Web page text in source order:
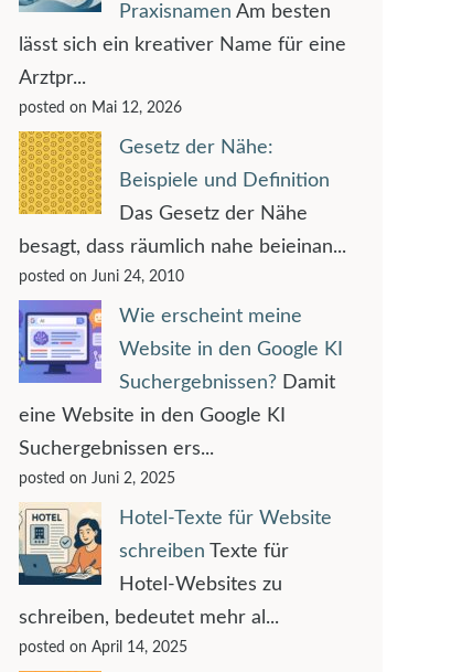
Praxisnamen Am besten
lässt sich ein kreativer Name für eine
Arztpr...
posted on Mai 12, 2026
Gesetz der Nähe:
Beispiele und Definition
Das Gesetz der Nähe
besagt, dass räumlich nahe beieinan...
posted on Juni 24, 2010
Wie erscheint meine
Website in den Google KI
Suchergebnissen? Damit
eine Website in den Google KI
Suchergebnissen ers...
posted on Juni 2, 2025
Hotel-Texte für Website
schreiben Texte für
Hotel-Websites zu
schreiben, bedeutet mehr al...
posted on April 14, 2025